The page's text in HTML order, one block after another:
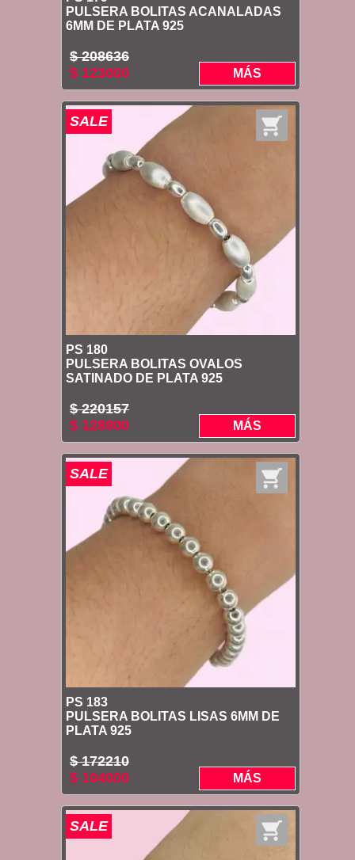
PULSERA BOLITAS ACANALADAS
6MM DE PLATA 925
$ 208636
$ 123000
MÁS
SALE
PS 180
PULSERA BOLITAS OVALOS
SATINADO DE PLATA 925
$ 220157
$ 128900
MÁS
SALE
PS 183
PULSERA BOLITAS LISAS 6MM DE
PLATA 925
$ 172210
$ 104000
MÁS
SALE